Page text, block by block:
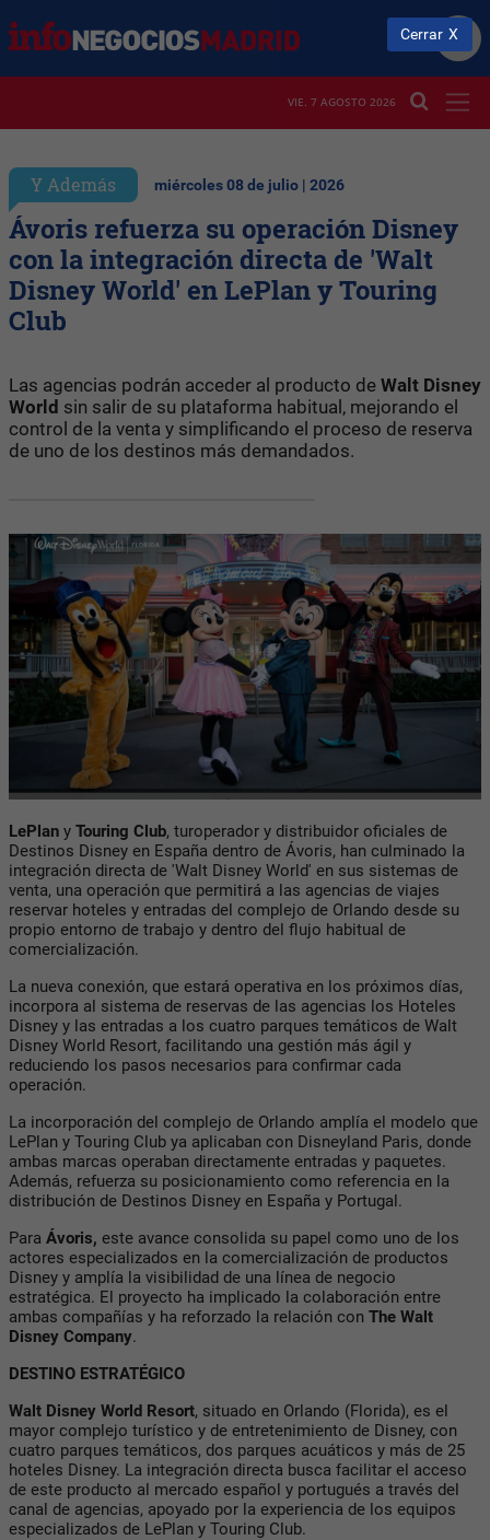
VIE. 7 AGOSTO 2026
Y Además miércoles 08 de julio | 2026
Ávoris refuerza su operación Disney
con la integración directa de 'Walt
Disney World' en LePlan y Touring
Club
Las agencias podrán acceder al producto de Walt Disney
World sin salir de su plataforma habitual, mejorando el
control de la venta y simplificando el proceso de reserva
de uno de los destinos más demandados.
LePlan y Touring Club, turoperador y distribuidor oficiales de
Destinos Disney en España dentro de Ávoris, han culminado la
integración directa de 'Walt Disney World' en sus sistemas de
venta, una operación que permitirá a las agencias de viajes
reservar hoteles y entradas del complejo de Orlando desde su
propio entorno de trabajo y dentro del flujo habitual de
comercialización.
La nueva conexión, que estará operativa en los próximos días,
incorpora al sistema de reservas de las agencias los Hoteles
Disney y las entradas a los cuatro parques temáticos de Walt
Disney World Resort, facilitando una gestión más ágil y
reduciendo los pasos necesarios para confirmar cada
operación.
La incorporación del complejo de Orlando amplía el modelo que
LePlan y Touring Club ya aplicaban con Disneyland Paris, donde
ambas marcas operaban directamente entradas y paquetes.
Además, refuerza su posicionamiento como referencia en la
distribución de Destinos Disney en España y Portugal.
Para Ávoris, este avance consolida su papel como uno de los
actores especializados en la comercialización de productos
Disney y amplía la visibilidad de una línea de negocio
estratégica. El proyecto ha implicado la colaboración entre
ambas compañías y ha reforzado la relación con The Walt
Disney Company.
DESTINO ESTRATÉGICO
Walt Disney World Resort, situado en Orlando (Florida), es el
mayor complejo turístico y de entretenimiento de Disney, con
cuatro parques temáticos, dos parques acuáticos y más de 25
hoteles Disney. La integración directa busca facilitar el acceso
de este producto al mercado español y portugués a través del
canal de agencias, apoyado por la experiencia de los equipos
especializados de LePlan y Touring Club.
Cerrar